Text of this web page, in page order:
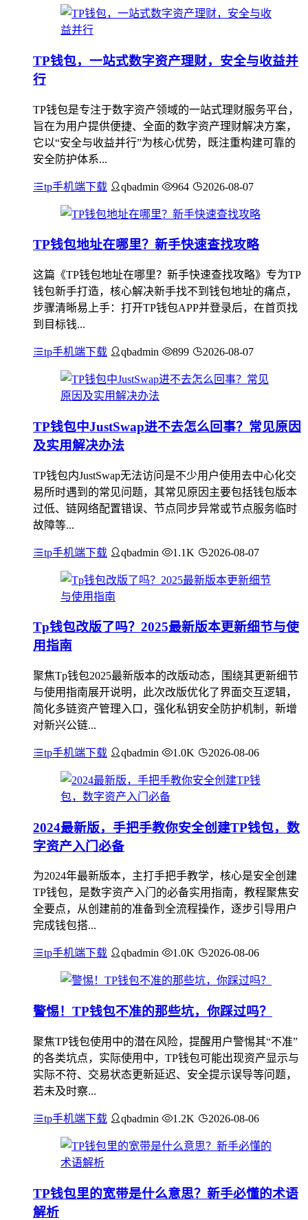
TP钱包，一站式数字资产理财，安全与收益并
行
TP钱包是专注于数字资产领域的一站式理财服务平台，
旨在为用户提供便捷、全面的数字资产理财解决方案，
它以“安全与收益并行”为核心优势，既注重构建可靠的
安全防护体系...
tp手机端下载 qbadmin 964 2026-08-07
TP钱包地址在哪里？新手快速查找攻略
这篇《TP钱包地址在哪里？新手快速查找攻略》专为TP
钱包新手打造，核心解决新手找不到钱包地址的痛点，
步骤清晰易上手：打开TP钱包APP并登录后，在首页找
到目标钱...
tp手机端下载 qbadmin 899 2026-08-07
TP钱包中JustSwap进不去怎么回事？常见原因
及实用解决办法
TP钱包内JustSwap无法访问是不少用户使用去中心化交
易所时遇到的常见问题，其常见原因主要包括钱包版本
过低、链网络配置错误、节点同步异常或节点服务临时
故障等...
tp手机端下载 qbadmin 1.1K 2026-08-07
Tp钱包改版了吗？2025最新版本更新细节与使
用指南
聚焦Tp钱包2025最新版本的改版动态，围绕其更新细节
与使用指南展开说明，此次改版优化了界面交互逻辑，
简化多链资产管理入口，强化私钥安全防护机制，新增
对新兴公链...
tp手机端下载 qbadmin 1.0K 2026-08-06
2024最新版，手把手教你安全创建TP钱包，数
字资产入门必备
为2024年最新版本，主打手把手教学，核心是安全创建
TP钱包，是数字资产入门的必备实用指南，教程聚焦安
全要点，从创建前的准备到全流程操作，逐步引导用户
完成钱包搭...
tp手机端下载 qbadmin 1.0K 2026-08-06
警惕！TP钱包不准的那些坑，你踩过吗？
聚焦TP钱包使用中的潜在风险，提醒用户警惕其“不准”
的各类坑点，实际使用中，TP钱包可能出现资产显示与
实际不符、交易状态更新延迟、安全提示误导等问题，
若未及时察...
tp手机端下载 qbadmin 1.2K 2026-08-06
TP钱包里的宽带是什么意思？新手必懂的术语
解析